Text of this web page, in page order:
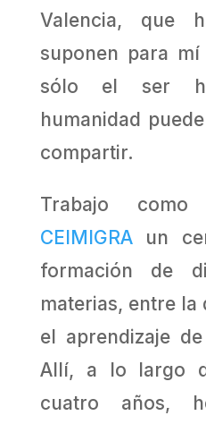
Valencia, que
suponen para
sólo el ser
humanidad
compartir.
Trabajo
CEIMIGRA un
formación de
materias, entre la
el aprendizaje
Allí, a lo largo
cuatro años,